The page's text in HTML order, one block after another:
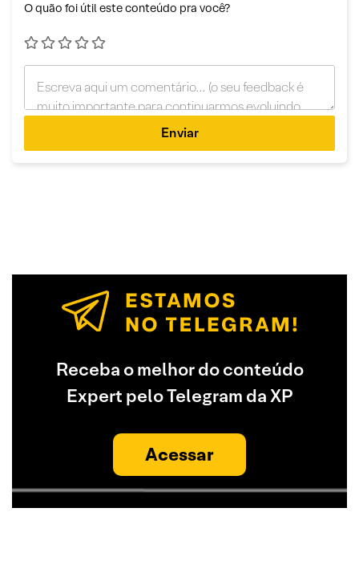
O quão foi útil este conteúdo pra você?
Enviar
Receba o melhor do conteúdo
Expert pelo Telegram da XP
Acessar